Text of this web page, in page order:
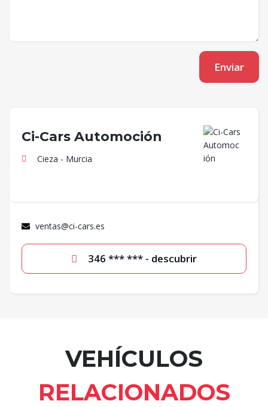
Enviar
Ci-Cars Automoción
Cieza - Murcia
ventas@ci-cars.es
346 *** *** - descubrir
VEHÍCULOS
RELACIONADOS